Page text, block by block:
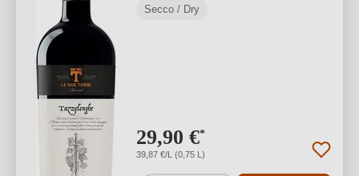
Secco / Dry
29,90 €*
39,87 €/L (0,75 L)